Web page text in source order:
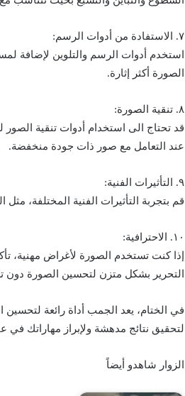
٧. الاستفادة من أدوات الرسم:
استخدم أدوات الرسم والتلوين لإضافة
الصورة أكثر إثارة.
٨. تنقية الصورة:
قد تحتاج الى استخدام أدوات تنقية
عند التعامل مع صور ذات جودة منخفضة.
٩. التأثيرات الفنية:
قم بتجربة التأثيرات الفنية المختلفة،
١٠. الاحترافية:
إذا كنت تستخدم الصورة لأغراض مهنية،
التحرير بشكل متزن لتحسين الصورة دون
في الختام، يعد الجمب أداة رائعة
لتحقيق نتائج مدهشة ولإبراز مهاراتك في
الزوار شاهدو أيضاً